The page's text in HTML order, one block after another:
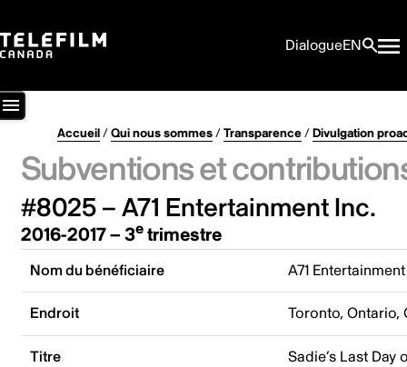
DialogueEN
Accueil/Qui nous sommes/Transparence/Divulgation
Subventions et
#8025 – A71 Entertainment Inc.
2016-2017 – 3etrimestre
Nom du bénéficiaire A71
Endroit Toronto, Ontario,
Titre Sadie’s Last Day